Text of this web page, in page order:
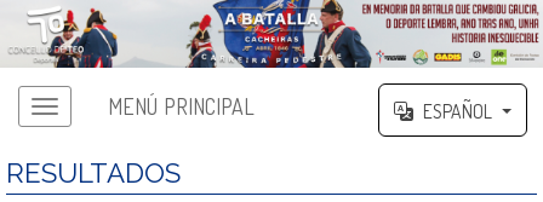
MENÚ PRINCIPAL ESPAÑOL
RESULTADOS